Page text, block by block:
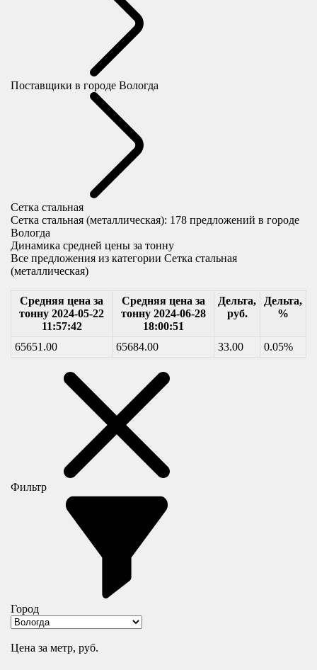
Поставщики в городе Вологда
Сетка стальная
Сетка стальная (металлическая): 178 предложений в городе
Вологда
Динамика средней цены за тонну
Все предложения из категории Сетка стальная
(металлическая)
Средняя цена за
тонну 2024-05-22
11:57:42
Средняя цена за
тонну 2024-06-28
18:00:51
Дельта,
руб.
Дельта,
%
65651.00 65684.00 33.00 0.05%
Фильтр
Город
Цена за метр, руб.